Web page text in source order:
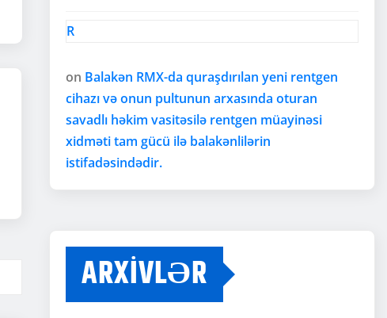
R
on Balakən RMX-da quraşdırılan yeni rentgen
cihazı və onun pultunun arxasında oturan
savadlı həkim vasitəsilə rentgen müayinəsi
xidməti tam gücü ilə balakənlilərin
istifadəsindədir.
ARXIVLƏR